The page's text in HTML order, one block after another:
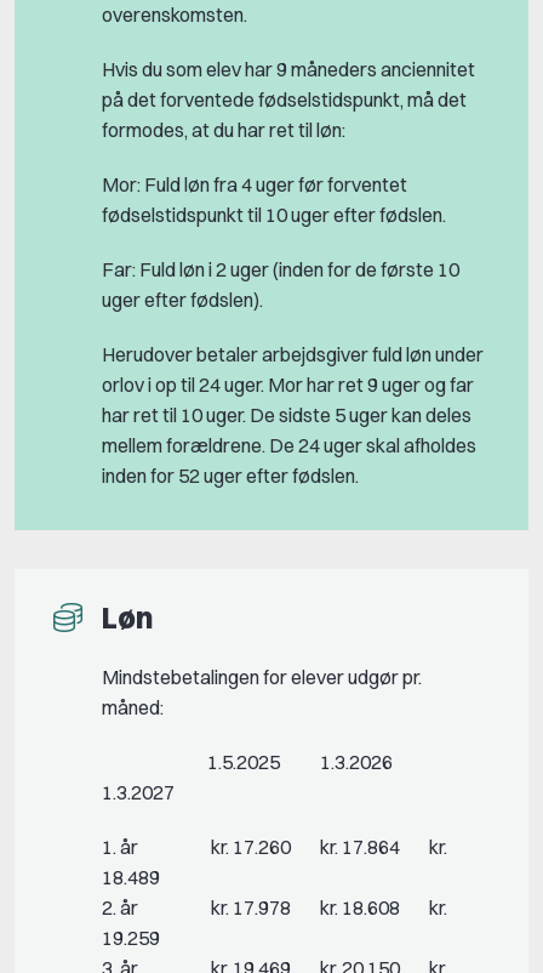
overenskomsten.
Hvis du som elev har 9 måneders anciennitet
på det forventede fødselstidspunkt, må det
formodes, at du har ret til løn:
Mor: Fuld løn fra 4 uger før forventet
fødselstidspunkt til 10 uger efter fødslen.
Far: Fuld løn i 2 uger (inden for de første 10
uger efter fødslen).
Herudover betaler arbejdsgiver fuld løn under
orlov i op til 24 uger. Mor har ret 9 uger og far
har ret til 10 uger. De sidste 5 uger kan deles
mellem forældrene. De 24 uger skal afholdes
inden for 52 uger efter fødslen.
Løn
Mindstebetalingen for elever udgør pr.
måned:
1.5.2025 1.3.2026
1.3.2027
1. år kr. 17.260 kr. 17.864 kr.
18.489
2. år kr. 17.978 kr. 18.608 kr.
19.259
3. år kr. 19.469 kr. 20.150 kr.